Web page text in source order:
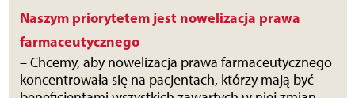
Naszym priorytetem jest nowelizacja prawa
farmaceutycznego
– Chcemy, aby nowelizacja prawa farmaceutycznego
koncentrowała się na pacjentach, którzy mają być